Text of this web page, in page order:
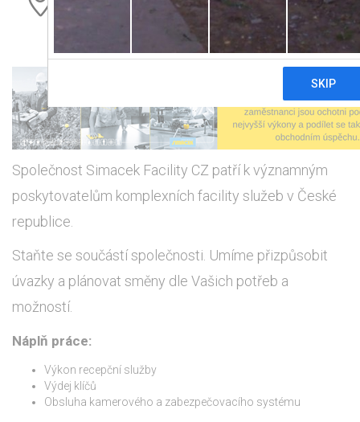
Společnost Simacek Facility CZ patří k významným
poskytovatelům komplexních facility služeb v České
republice.
Staňte se součástí společnosti. Umíme přizpůsobit
úvazky a plánovat směny dle Vašich potřeb a
možností.
Náplň práce:
Výkon recepční služby
Výdej klíčů
Obsluha kamerového a zabezpečovacího systému